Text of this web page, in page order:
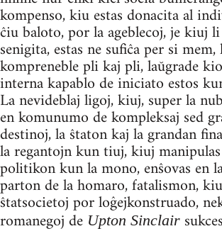
kompenso, kiu estas donacita al
ĉiu baloto, por la ageblecoj, je kiuj li
senigita, estas ne sufiĉa per si
kompreneble pli kaj pli, laŭgrade
interna kapablo de iniciato estos
La nevideblaj ligoj, kiuj, super la
en komunumo de kompleksaj sed
destinoj, la ŝtaton kaj la grandan
la regantojn kun tiuj, kiuj
politikon kun la mono, enŝovas en
parton de la homaro, fatalismon,
ŝtatsocietoj por loĝejkonstruado,
romanegoj de Upton Sinclair